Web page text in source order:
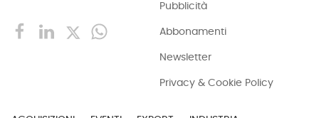
Pubblicità
Abbonamenti
Newsletter
Privacy & Cookie Policy